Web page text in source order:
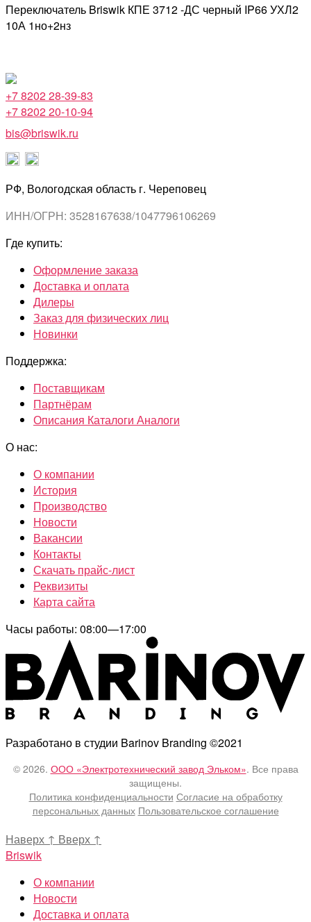
Переключатель Briswik КПЕ 3712 -ДС черный IP66 УХЛ2
10А 1но+2нз
+7 8202 28-39-83
+7 8202 20-10-94
bis@briswik.ru
РФ, Вологодская область г. Череповец
ИНН/ОГРН: 3528167638/1047796106269
Где купить:
Оформление заказа
Доставка и оплата
Дилеры
Заказ для физических лиц
Новинки
Поддержка:
Поставщикам
Партнёрам
Описания Каталоги Аналоги
О нас:
О компании
История
Производство
Новости
Вакансии
Контакты
Скачать прайс-лист
Реквизиты
Карта сайта
Часы работы: 08:00—17:00
Разработано в студии Barinov Branding ©2021
© 2026. ООО «Электротехнический завод Эльком». Все права
защищены.
Политика конфиденциальности Согласие на обработку
персональных данных Пользовательское соглашение
Наверх ↑ Вверх ↑
Briswik
О компании
Новости
Доставка и оплата